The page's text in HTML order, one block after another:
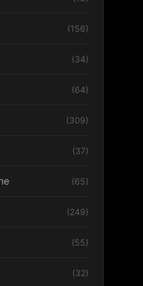
(156)
(34)
(64)
(309)
(37)
(65)
(249)
(55)
(32)